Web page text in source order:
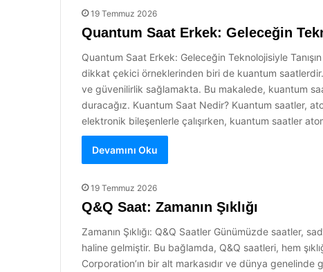
19 Temmuz 2026
Quantum Saat Erkek: Geleceğin
Quantum Saat Erkek: Geleceğin Teknolojisiyle
dikkat çekici örneklerinden biri de kuantum
ve güvenilirlik sağlamakta. Bu makalede, kuantum
duracağız. Kuantum Saat Nedir? Kuantum saatler,
elektronik bileşenlerle çalışırken, kuantum saatler
Devamını Oku
19 Temmuz 2026
Q&Q Saat: Zamanın Şıklığı
Zamanın Şıklığı: Q&Q Saatler Günümüzde saatler,
haline gelmiştir. Bu bağlamda, Q&Q saatleri, hem
Corporation’ın bir alt markasıdır ve dünya